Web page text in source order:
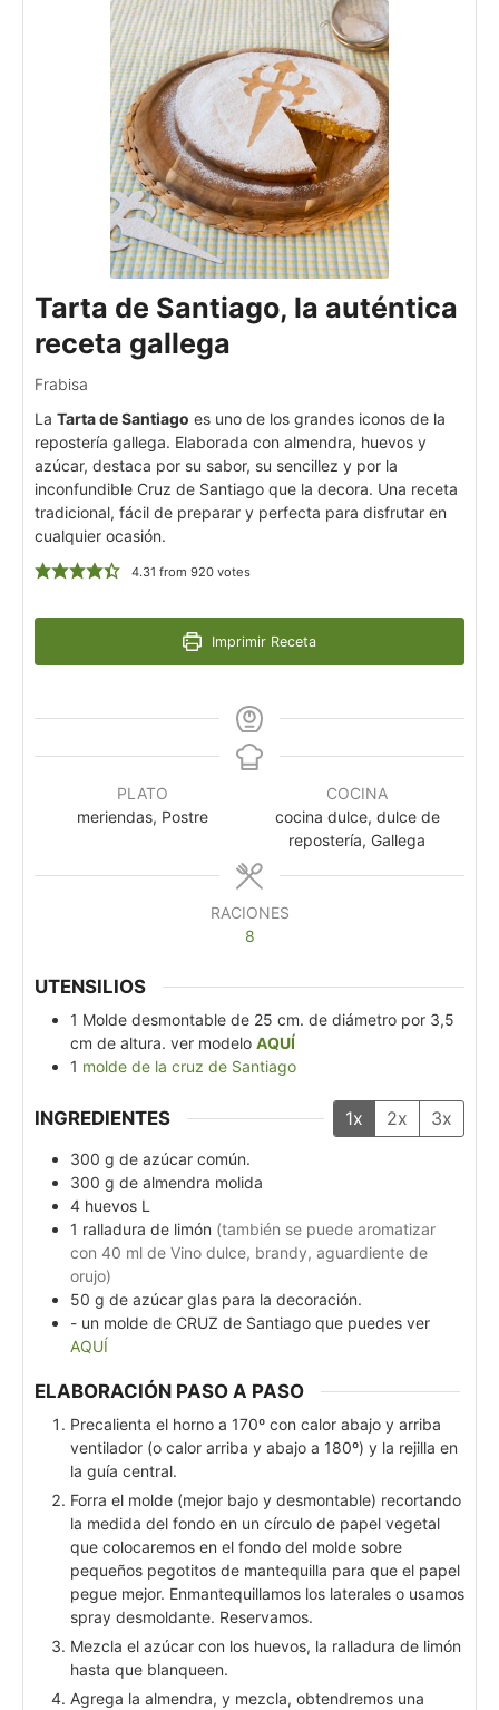
Tarta de Santiago, la auténtica
receta gallega
Frabisa
La Tarta de Santiago es uno de los grandes iconos de la
repostería gallega. Elaborada con almendra, huevos y
azúcar, destaca por su sabor, su sencillez y por la
inconfundible Cruz de Santiago que la decora. Una receta
tradicional, fácil de preparar y perfecta para disfrutar en
cualquier ocasión.
4.31 from 920votes
Imprimir Receta
PLATO
meriendas, Postre
COCINA
cocina dulce, dulce de
repostería, Gallega
RACIONES
8
UTENSILIOS
1 Molde desmontable de 25 cm. de diámetro por 3,5
cm de altura. ver modelo AQUÍ
1 molde de la cruz de Santiago
INGREDIENTES 1x 2x 3x
300 g de azúcar común.
300 g de almendra molida
4 huevos L
1 ralladura de limón (también se puede aromatizar
con 40 ml de Vino dulce, brandy, aguardiente de
orujo)
50 g de azúcar glas para la decoración.
- un molde de CRUZ de Santiago que puedes ver
AQUÍ
ELABORACIÓN PASO A PASO
Precalienta el horno a 170º con calor abajo y arriba
ventilador (o calor arriba y abajo a 180º) y la rejilla en
la guía central.
Forra el molde (mejor bajo y desmontable) recortando
la medida del fondo en un círculo de papel vegetal
que colocaremos en el fondo del molde sobre
pequeños pegotitos de mantequilla para que el papel
pegue mejor. Enmantequillamos los laterales o usamos
spray desmoldante. Reservamos.
Mezcla el azúcar con los huevos, la ralladura de limón
hasta que blanqueen.
Agrega la almendra, y mezcla, obtendremos una